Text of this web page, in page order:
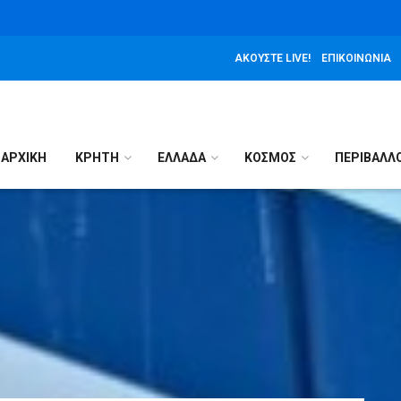
ΑΚΟΎΣΤΕ LIVE! ΕΠΙΚΟΙΝΩΝΊΑ
ΑΡΧΙΚΉ ΚΡΗΤΗ ΕΛΛΑΔΑ ΚΟΣΜΟΣ